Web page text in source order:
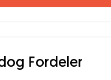
Fordeler